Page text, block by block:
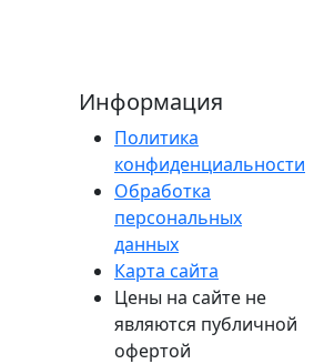
Информация
Политика
конфиденциальности
Обработка
персональных
данных
Карта сайта
Цены на сайте не
являются публичной
офертой